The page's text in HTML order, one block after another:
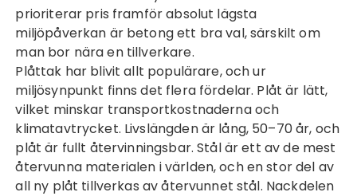
prioriterar pris framför absolut lägsta
miljöpåverkan är betong ett bra val, särskilt om
man bor nära en tillverkare.
Plåttak har blivit allt populärare, och ur
miljösynpunkt finns det flera fördelar. Plåt är lätt,
vilket minskar transportkostnaderna och
klimatavtrycket. Livslängden är lång, 50–70 år, och
plåt är fullt återvinningsbar. Stål är ett av de mest
återvunna materialen i världen, och en stor del av
all ny plåt tillverkas av återvunnet stål. Nackdelen